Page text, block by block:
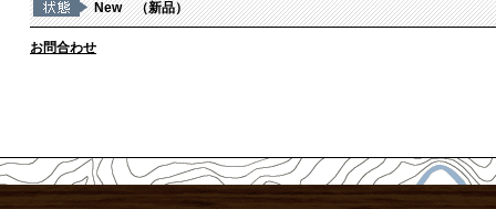
New （新品）
お問合わせ